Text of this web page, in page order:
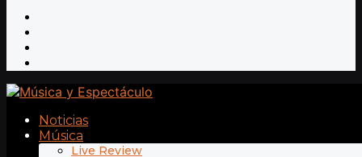
Noticias
Música
Live Review